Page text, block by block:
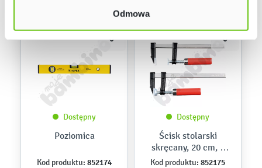
Odmowa
Dostępny
Poziomica
Kod produktu: 852174
Dostępny
Ścisk stolarski
skręcany, 20 cm, 2
szt.
Kod produktu: 852175